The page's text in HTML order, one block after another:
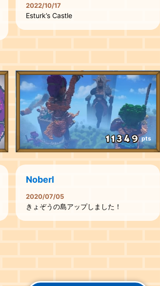
2022/10/17
Esturk’s Castle
pts
Noberl
2020/07/05
きょぞうの島アップしました！